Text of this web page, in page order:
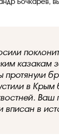
казакам
протянули
в Крым
Ваш
вписан в